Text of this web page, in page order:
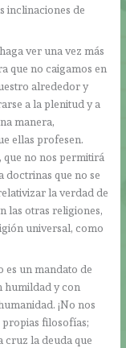
inclinaciones de
ver una vez más
que no caigamos en
alrededor y
a la plenitud y a
manera,
ellas profesen.
que no nos permitirá
doctrinas que no se
la verdad de
las otras religiones,
universal, como
es un mandato de
humildad y con
¡No nos
propias filosofías;
cruz la deuda que